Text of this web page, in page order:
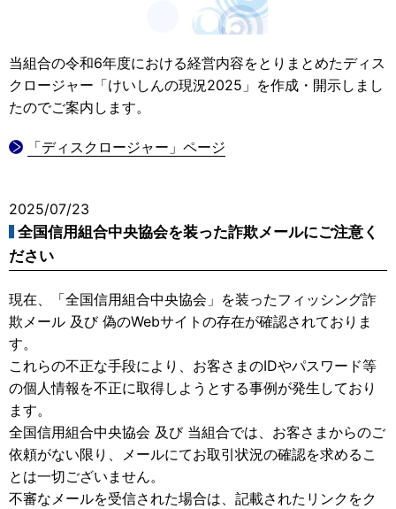
当組合の令和6年度における経営内容をとりまとめたディス
クロージャー「けいしんの現況2025」を作成・開示しまし
たのでご案内します。
「ディスクロージャー」ページ
2025/07/23
全国信用組合中央協会を装った詐欺メールにご注意く
ださい
現在、「全国信用組合中央協会」を装ったフィッシング詐
欺メール 及び 偽のWebサイトの存在が確認されておりま
す。
これらの不正な手段により、お客さまのIDやパスワード等
の個人情報を不正に取得しようとする事例が発生しており
ます。
全国信用組合中央協会 及び 当組合では、お客さまからのご
依頼がない限り、メールにてお取引状況の確認を求めるこ
とは一切ございません。
不審なメールを受信された場合は、記載されたリンクをク